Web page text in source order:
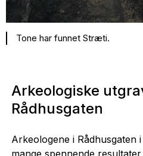
Tone har funnet Stræti.
Arkeologiske
Rådhusgaten
Arkeologene i Rådhusgaten